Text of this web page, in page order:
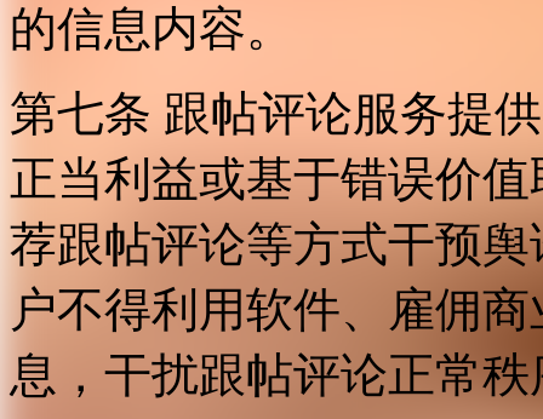
的信息内容。
第七条 跟帖评论服务提
正当利益或基于错误价
荐跟帖评论等方式干预
户不得利用软件、雇佣
息，干扰跟帖评论正常